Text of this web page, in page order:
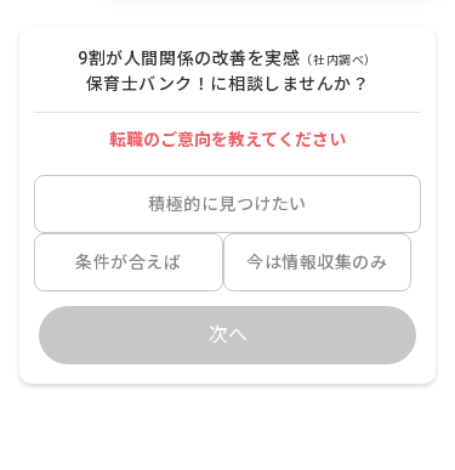
9割が人間関係の改善を実感 （社内調べ）
保育士バンク！に相談しませんか？
転職のご意向を教えてください
積極的に見つけたい
条件が合えば 今は情報収集のみ
次へ